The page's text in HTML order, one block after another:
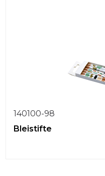
140100-98
Bleistifte